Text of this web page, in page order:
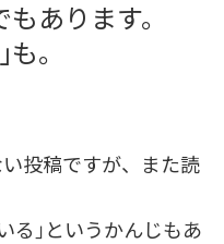
あります。
。
投稿ですが、また読
る｣というかんじもあ